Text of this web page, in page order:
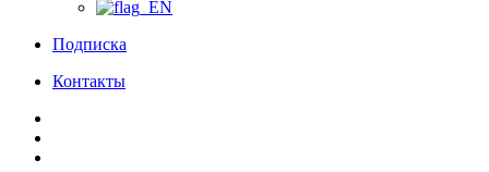
Подписка
Контакты